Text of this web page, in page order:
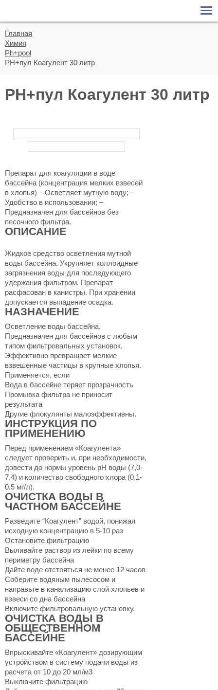
О компании
Новости
Статьи
БАССЕЙНЫ
Сборно-разборные
Бетонные бассейны
ПАВИЛЬОНЫ
Chemoform
AquaDoctor
Фотографии
ОБСЛУЖИВАНИЕ
БАССЕЙНОВ
Главная
Химия
Ph+pool
PH+пул Коагулент 30 литр
PH+пул Коагулент 30 литр
Препарат для коагуляции в воде
бассейна (концентрация мелких взвесей
в хлопья) – Осветляет мутную воду; –
Удобство в использовании; –
Предназначен для бассейнов без
песочного фильтра.
ОПИСАНИЕ
Жидкое средство осветления мутной
воды бассейна. Укрупняет коллоидные
загрязнения воды для последующего
удержания фильтром. Препарат
расфасован в канистры. При хранении
допускается выпадение осадка.
НАЗНАЧЕНИЕ
Осветление воды бассейна.
Предназначен для бассейнов с любым
типом фильтровальных установок.
Эффективно превращает мелкие
взвешенные частицы в крупные хлопья.
Применяется, если
Вода в бассейне теряет прозрачность
Промывка фильтра не приносит
результата
Другие флокулянты малоэффективны.
ИНСТРУКЦИЯ ПО
ПРИМЕНЕНИЮ
Перед применением «Коагулента»
следует проверить и, при необходимости,
довести до нормы уровень pH воды (7,0-
7,4) и количество свободного хлора (0,1-
0,5 мг/л).
ОЧИСТКА ВОДЫ В
ЧАСТНОМ БАССЕЙНЕ
Разведите “Коагулент” водой, понижая
исходную концентрацию в 5-10 раз
Остановите фильтрацию
Выливайте раствор из лейки по всему
периметру бассейна
Дайте воде отстояться не менее 12 часов
Соберите водяным пылесосом и
направьте в канализацию слой хлопьев и
взвеси со дна бассейна
Включите фильтровальную установку.
ОЧИСТКА ВОДЫ В
ОБЩЕСТВЕННОМ
БАССЕЙНЕ
Впрыскивайте «Коагулент» дозирующим
устройством в систему подачи воды из
расчета от 10 до 20 мл/м3
Выключите фильтрацию